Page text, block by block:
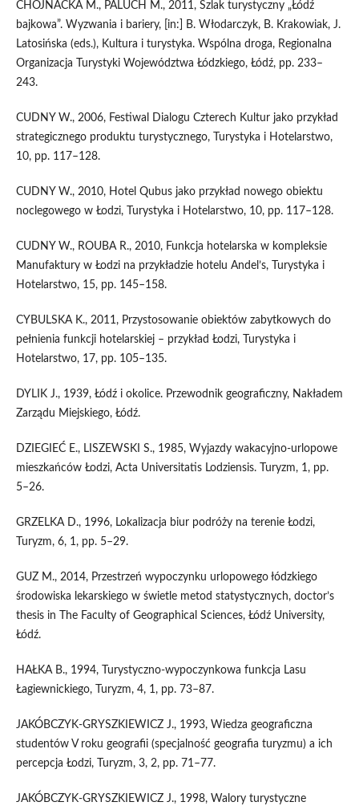
CHOJNACKA M., PALUCH M., 2011, Szlak turystyczny „Łódź
bajkowa”. Wyzwania i bariery, [in:] B. Włodarczyk, B. Krakowiak, J.
Latosińska (eds.), Kultura i turystyka. Wspólna droga, Regionalna
Organizacja Turystyki Województwa Łódzkiego, Łódź, pp. 233–
243.
CUDNY W., 2006, Festiwal Dialogu Czterech Kultur jako przykład
strategicznego produktu turystycznego, Turystyka i Hotelarstwo,
10, pp. 117–128.
CUDNY W., 2010, Hotel Qubus jako przykład nowego obiektu
noclegowego w Łodzi, Turystyka i Hotelarstwo, 10, pp. 117–128.
CUDNY W., ROUBA R., 2010, Funkcja hotelarska w kompleksie
Manufaktury w Łodzi na przykładzie hotelu Andel’s, Turystyka i
Hotelarstwo, 15, pp. 145–158.
CYBULSKA K., 2011, Przystosowanie obiektów zabytkowych do
pełnienia funkcji hotelarskiej – przykład Łodzi, Turystyka i
Hotelarstwo, 17, pp. 105–135.
DYLIK J., 1939, Łódź i okolice. Przewodnik geograficzny, Nakładem
Zarządu Miejskiego, Łódź.
DZIEGIEĆ E., LISZEWSKI S., 1985, Wyjazdy wakacyjno-urlopowe
mieszkańców Łodzi, Acta Universitatis Lodziensis. Turyzm, 1, pp.
5–26.
GRZELKA D., 1996, Lokalizacja biur podróży na terenie Łodzi,
Turyzm, 6, 1, pp. 5–29.
GUZ M., 2014, Przestrzeń wypoczynku urlopowego łódzkiego
środowiska lekarskiego w świetle metod statystycznych, doctor’s
thesis in The Faculty of Geographical Sciences, Łódź University,
Łódź.
HAŁKA B., 1994, Turystyczno-wypoczynkowa funkcja Lasu
Łagiewnickiego, Turyzm, 4, 1, pp. 73–87.
JAKÓBCZYK-GRYSZKIEWICZ J., 1993, Wiedza geograficzna
studentów V roku geografii (specjalność geografia turyzmu) a ich
percepcja Łodzi, Turyzm, 3, 2, pp. 71–77.
JAKÓBCZYK-GRYSZKIEWICZ J., 1998, Walory turystyczne